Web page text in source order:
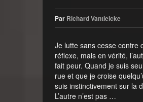
Par Richard Vantielcke
Je lutte sans cesse contre
réflexe, mais en vérité,
fait peur. Quand je suis
rue et que je croise
suis instinctivement sur la
L’autre n’est pas …